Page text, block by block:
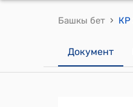
Башкы бет ›
Документ